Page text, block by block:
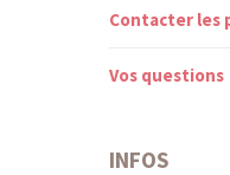
Contacter les
Vos questions
INFOS